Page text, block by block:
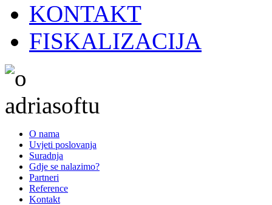
KONTAKT
FISKALIZACIJA
O nama
Uvjeti poslovanja
Suradnja
Gdje se nalazimo?
Partneri
Reference
Kontakt